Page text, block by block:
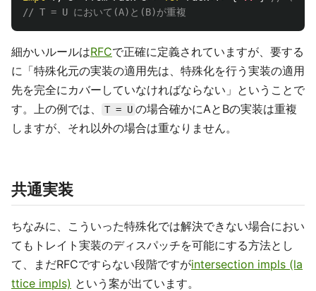
// T = U において(A)と(B)が重複
細かいルールはRFCで正確に定義されていますが、要する
に「特殊化元の実装の適用先は、特殊化を行う実装の適用
先を完全にカバーしていなければならない」ということで
す。上の例では、
T = U の場合確かにAとBの実装は重複
しますが、それ以外の場合は重なりません。
共通実装
ちなみに、こういった特殊化では解決できない場合におい
てもトレイト実装のディスパッチを可能にする方法とし
て、まだRFCですらない段階ですがintersection impls (la
ttice impls) という案が出ています。